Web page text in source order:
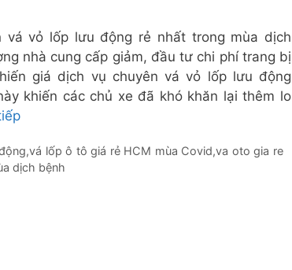
vá vỏ lốp lưu động rẻ nhất trong mùa dịch
nhà cung cấp giảm, đầu tư chi phí trang bị
giá dịch vụ chuyên vá vỏ lốp lưu động
khiến các chủ xe đã khó khăn lại thêm lo
,vá lốp ô tô giá rẻ HCM mùa Covid,va oto gia re
dịch bệnh